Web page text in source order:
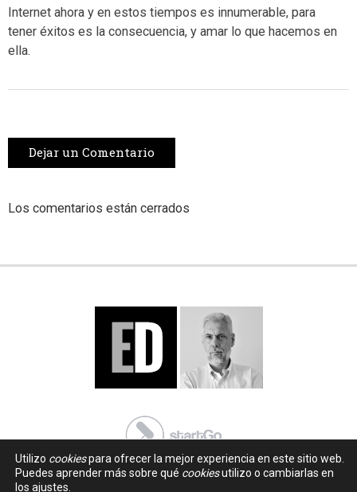
Internet ahora y en estos tiempos es innumerable, para
tener éxitos es la consecuencia, y amar lo que hacemos en
ella.
Dejar un Comentario
Los comentarios están cerrados
Utilizo cookiespara ofrecer la mejor experiencia en este sitio web.
Puedes aprender más sobre qué cookiesutilizo o cambiarlas en
los ajustes.